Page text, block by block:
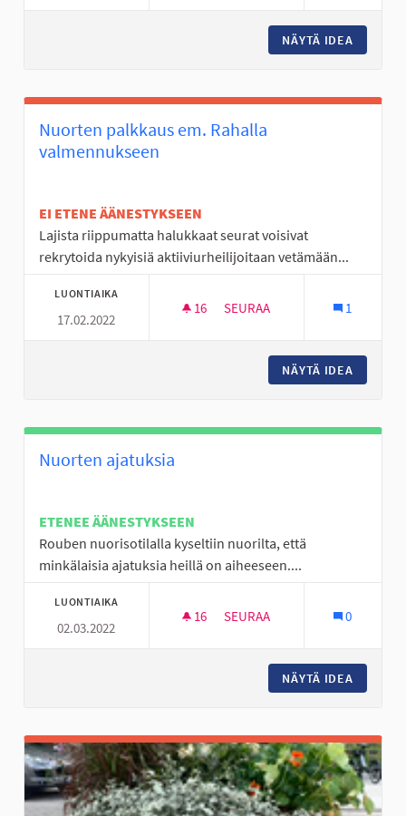
NÄYTÄ IDEA
Nuorten palkkaus em. Rahalla
valmennukseen
EI ETENE ÄÄNESTYKSEEN
Lajista riippumatta halukkaat seurat voisivat
rekrytoida nykyisiä aktiiviurheilijoitaan vetämään...
LUONTIAIKA
17.02.2022
16 16 SEURAAJAA
SEURAA 1
NÄYTÄ IDEA
Nuorten ajatuksia
ETENEE ÄÄNESTYKSEEN
Rouben nuorisotilalla kyseltiin nuorilta, että
minkälaisia ajatuksia heillä on aiheeseen....
LUONTIAIKA
02.03.2022
16 16 SEURAAJAA
SEURAA 0
NÄYTÄ IDEA